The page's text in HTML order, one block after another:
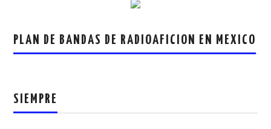
PLAN DE BANDAS DE RADIOAFICION EN MEXICO
SIEMPRE